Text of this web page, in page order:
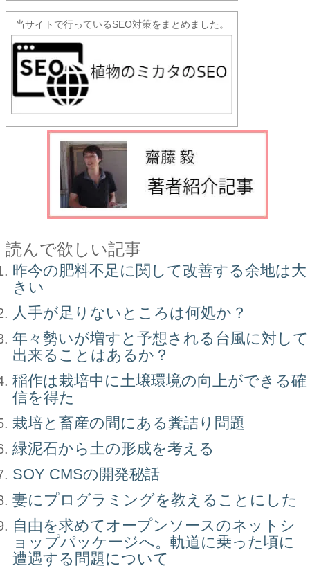
当サイトで行っているSEO対策をまとめました。
読んで欲しい記事
昨今の肥料不足に関して改善する余地は大
きい
人手が足りないところは何処か？
年々勢いが増すと予想される台風に対して
出来ることはあるか？
稲作は栽培中に土壌環境の向上ができる確
信を得た
栽培と畜産の間にある糞詰り問題
緑泥石から土の形成を考える
SOY CMSの開発秘話
妻にプログラミングを教えることにした
自由を求めてオープンソースのネットシ
ョップパッケージへ。軌道に乗った頃に
遭遇する問題について